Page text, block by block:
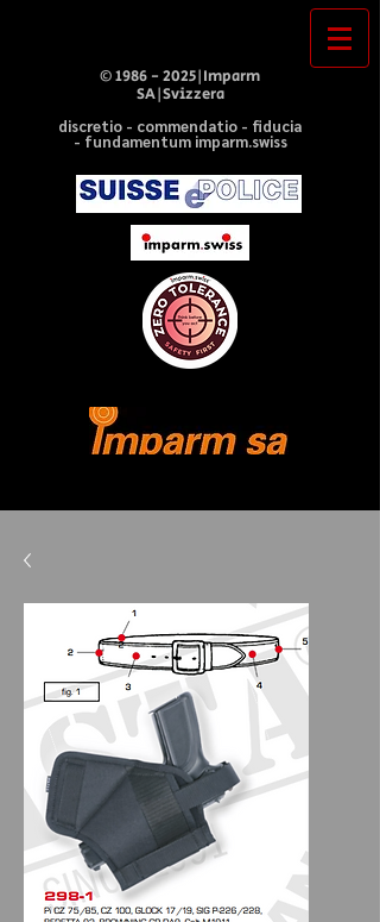
©1986 - 2025|Imparm
SA|Svizzera
discretio - commendatio - fiducia
- fundamentum imparm.swiss